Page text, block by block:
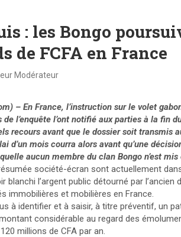
: les Bongo
de FCFA en France
Modérateur
– En France, l’instruction sur le volet
l’enquête l’ont notifié aux parties à la fin
recours avant que le dossier soit transmis
d’un mois courra alors avant qu’une
aucun membre du clan Bongo n’est mis
société-écran sont actuellement
blanchi l’argent public détourné par
immobilières et mobilières en France.
à identifier et à saisir, à titre préventif, un
considérable au regard des
millions de CFA par an.